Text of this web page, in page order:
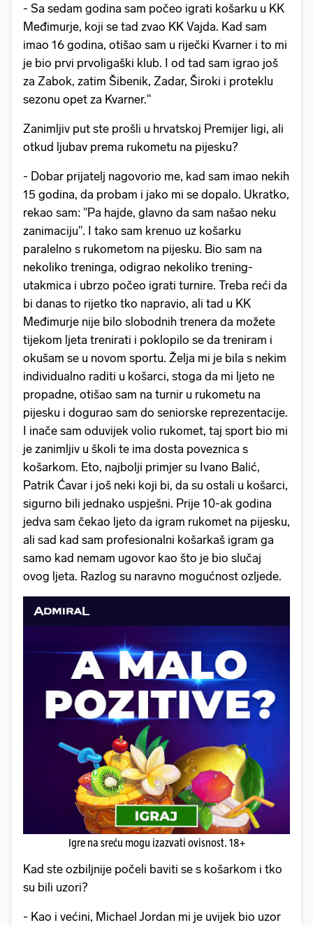
- Sa sedam godina sam počeo igrati košarku u KK
Međimurje, koji se tad zvao KK Vajda. Kad sam
imao 16 godina, otišao sam u riječki Kvarner i to mi
je bio prvi prvoligaški klub. I od tad sam igrao još
za Zabok, zatim Šibenik, Zadar, Široki i proteklu
sezonu opet za Kvarner."
Zanimljiv put ste prošli u hrvatskoj Premijer ligi, ali
otkud ljubav prema rukometu na pijesku?
- Dobar prijatelj nagovorio me, kad sam imao nekih
15 godina, da probam i jako mi se dopalo. Ukratko,
rekao sam: "Pa hajde, glavno da sam našao neku
zanimaciju". I tako sam krenuo uz košarku
paralelno s rukometom na pijesku. Bio sam na
nekoliko treninga, odigrao nekoliko trening-
utakmica i ubrzo počeo igrati turnire. Treba reći da
bi danas to rijetko tko napravio, ali tad u KK
Međimurje nije bilo slobodnih trenera da možete
tijekom ljeta trenirati i poklopilo se da treniram i
okušam se u novom sportu. Želja mi je bila s nekim
individualno raditi u košarci, stoga da mi ljeto ne
propadne, otišao sam na turnir u rukometu na
pijesku i dogurao sam do seniorske reprezentacije.
I inače sam oduvijek volio rukomet, taj sport bio mi
je zanimljiv u školi te ima dosta poveznica s
košarkom. Eto, najbolji primjer su Ivano Balić,
Patrik Ćavar i još neki koji bi, da su ostali u košarci,
sigurno bili jednako uspješni. Prije 10-ak godina
jedva sam čekao ljeto da igram rukomet na pijesku,
ali sad kad sam profesionalni košarkaš igram ga
samo kad nemam ugovor kao što je bio slučaj
ovog ljeta. Razlog su naravno mogućnost ozljede.
Igre na sreću mogu izazvati ovisnost. 18+
Kad ste ozbiljnije počeli baviti se s košarkom i tko
su bili uzori?
- Kao i većini, Michael Jordan mi je uvijek bio uzor